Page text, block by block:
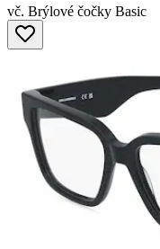
vč. Brýlové čočky Basic